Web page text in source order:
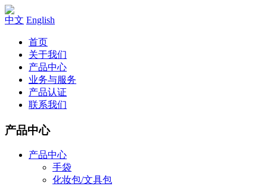
中文 English
首页
关于我们
产品中心
业务与服务
产品认证
联系我们
产品中心
产品中心
手袋
化妆包/文具包